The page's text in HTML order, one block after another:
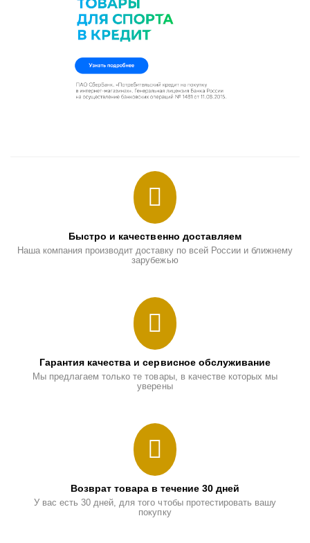
Быстро и качественно доставляем
Наша компания производит доставку по всей России и ближнему
зарубежью
Гарантия качества и сервисное обслуживание
Мы предлагаем только те товары, в качестве которых мы
уверены
Возврат товара в течение 30 дней
У вас есть 30 дней, для того чтобы протестировать вашу
покупку